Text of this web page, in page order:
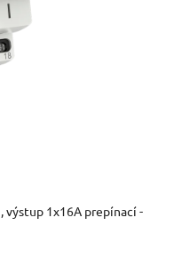
výstup 1x16A prepínací -